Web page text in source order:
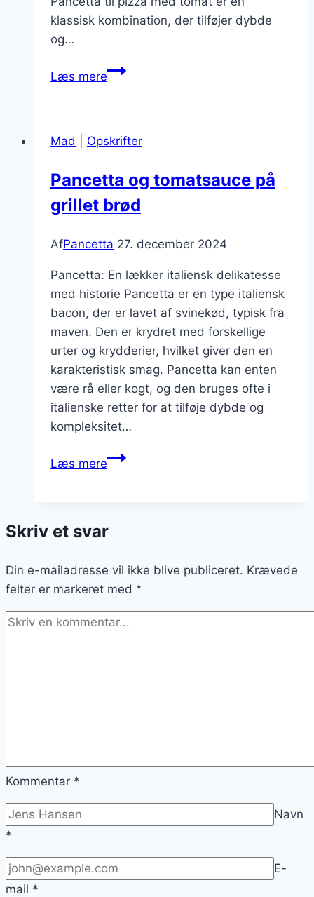
klassisk kombination, der tilføjer dybde
og…
Læs merePancetta
tomat
Mad Opskrifter
Pancetta og tomatsauce på
grillet brød
AfPancetta 27. december 2024
Pancetta: En lækker italiensk delikatesse
med historie Pancetta er en type italiensk
bacon, der er lavet af svinekød, typisk fra
maven. Den er krydret med forskellige
urter og krydderier, hvilket giver den en
karakteristisk smag. Pancetta kan enten
være rå eller kogt, og den bruges ofte i
italienske retter for at tilføje dybde og
kompleksitet…
Læs merePancetta
grillet
Skriv et svar
Din e-mailadresse vil ikke blive publiceret. Krævede
felter er markeret med *
Kommentar *
Navn
*
E-
mail *